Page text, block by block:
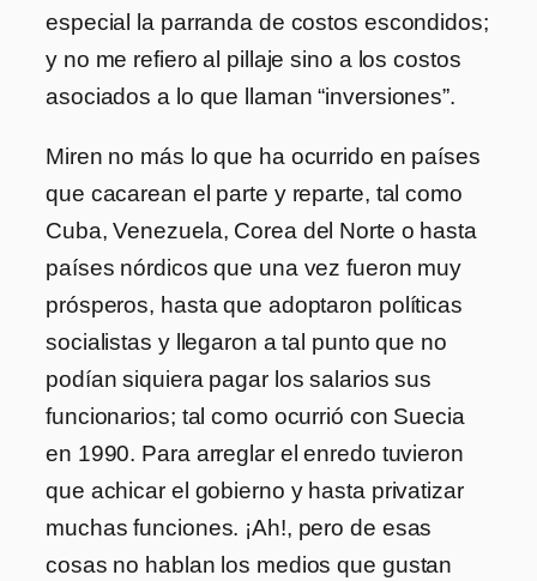
especial la parranda de costos escondidos;
y no me refiero al pillaje sino a los costos
asociados a lo que llaman “inversiones”.
Miren no más lo que ha ocurrido en países
que cacarean el parte y reparte, tal como
Cuba, Venezuela, Corea del Norte o hasta
países nórdicos que una vez fueron muy
prósperos, hasta que adoptaron políticas
socialistas y llegaron a tal punto que no
podían siquiera pagar los salarios sus
funcionarios; tal como ocurrió con Suecia
en 1990. Para arreglar el enredo tuvieron
que achicar el gobierno y hasta privatizar
muchas funciones. ¡Ah!, pero de esas
cosas no hablan los medios que gustan